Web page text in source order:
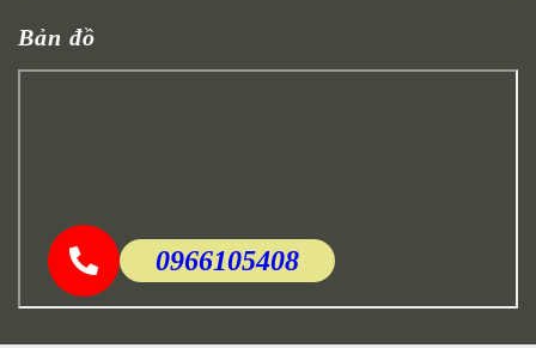
0966105408
Bản đồ